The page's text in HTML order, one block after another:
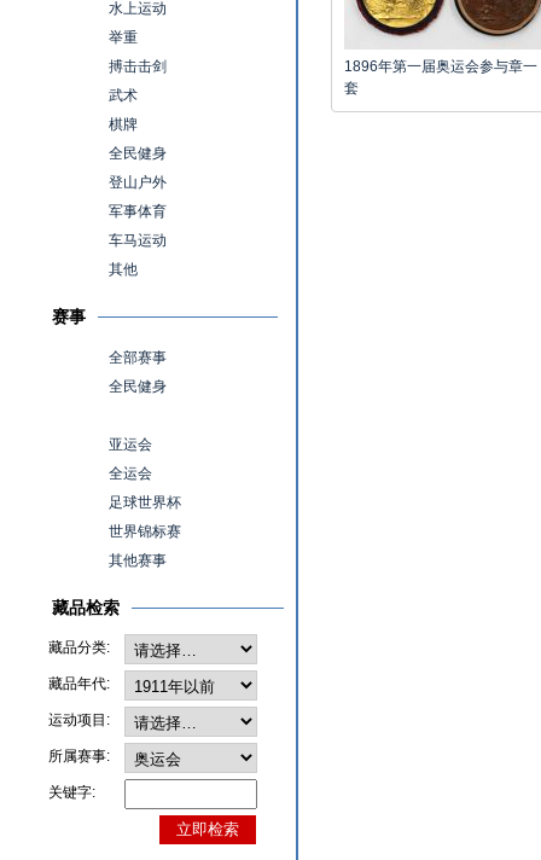
水上运动
举重
搏击击剑
武术
棋牌
全民健身
登山户外
军事体育
车马运动
其他
赛事
全部赛事
全民健身
亚运会
全运会
足球世界杯
世界锦标赛
其他赛事
藏品检索
藏品分类:
藏品年代:
运动项目:
所属赛事:
关键字:
1896年第一届奥运会参与章一
套